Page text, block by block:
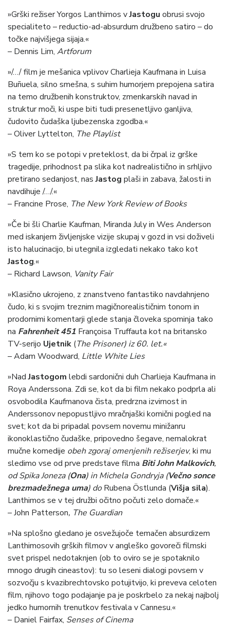
»Grški režiser Yorgos Lanthimos vJastogu obrusi svojo
specialiteto – reductio-ad-absurdum družbeno satiro – do
točke najvišjega sijaja.«
– Dennis Lim, Artforum
»/…/ film je mešanica vplivov Charlieja Kaufmana in Luisa
Buñuela, silno smešna, s suhim humorjem prepojena satira
na temo družbenih konstruktov, zmenkarskih navad in
struktur moči, ki uspe biti tudi presenetljivo ganljiva,
čudovito čudaška ljubezenska zgodba.«
– Oliver Lyttelton, The Playlist
»S tem ko se potopi v preteklost, da bi črpal iz grške
tragedije, prihodnost pa slika kot nadrealistično in srhljivo
pretirano sedanjost, nasJastog plaši in zabava, žalosti in
navdihuje /…/.«
– Francine Prose, The New York Review of Books
»Če bi šli Charlie Kaufman, Miranda July in Wes Anderson
med iskanjem življenjske vizije skupaj v gozd in vsi doživeli
isto halucinacijo, bi utegnila izgledati nekako tako kot
Jastog.«
– Richard Lawson, Vanity Fair
»Klasično ukrojeno, z znanstveno fantastiko navdahnjeno
čudo, ki s svojim treznim magičnorealističnim tonom in
prodornimi komentarji glede stanja človeka spominja tako
na Fahrenheit 451 Françoisa Truffauta kot na britansko
TV-serijo Ujetnik (The Prisoner) iz 60. let.«
– Adam Woodward, Little White Lies
»NadJastogom lebdi sardonični duh Charlieja Kaufmana in
Roya Anderssona. Zdi se, kot da bi film nekako podprla ali
osvobodila Kaufmanova čista, predrzna izvirnost in
Anderssonov nepopustljivo mračnjaški komični pogled na
svet; kot da bi pripadal povsem novemu minižanru
ikonoklastično čudaške, pripovedno šegave, nemalokrat
mučne komedije obeh zgoraj omenjenih režiserjev, ki mu
sledimo vse od prve predstave filma Biti John Malkovich,
od Spika Joneza (Ona) in Michela Gondryja (Večno sonce
brezmadežnega uma) doRubena Östlunda (Višja sila).
Lanthimos se v tej družbi očitno počuti zelo domače.«
– John Patterson, The Guardian
»Na splošno gledano je osvežujoče temačen absurdizem
Lanthimosovih grških filmov v angleško govoreči filmski
svet prispel nedotaknjen (ob to oviro se je spotaknilo
mnogo drugih cineastov): tu so leseni dialogi povsem v
sozvočju s kvazibrechtovsko potujitvijo, ki preveva celoten
film, njihovo togo podajanje pa je poskrbelo za nekaj najbolj
jedko humornih trenutkov festivala v Cannesu.«
– Daniel Fairfax, Senses of Cinema